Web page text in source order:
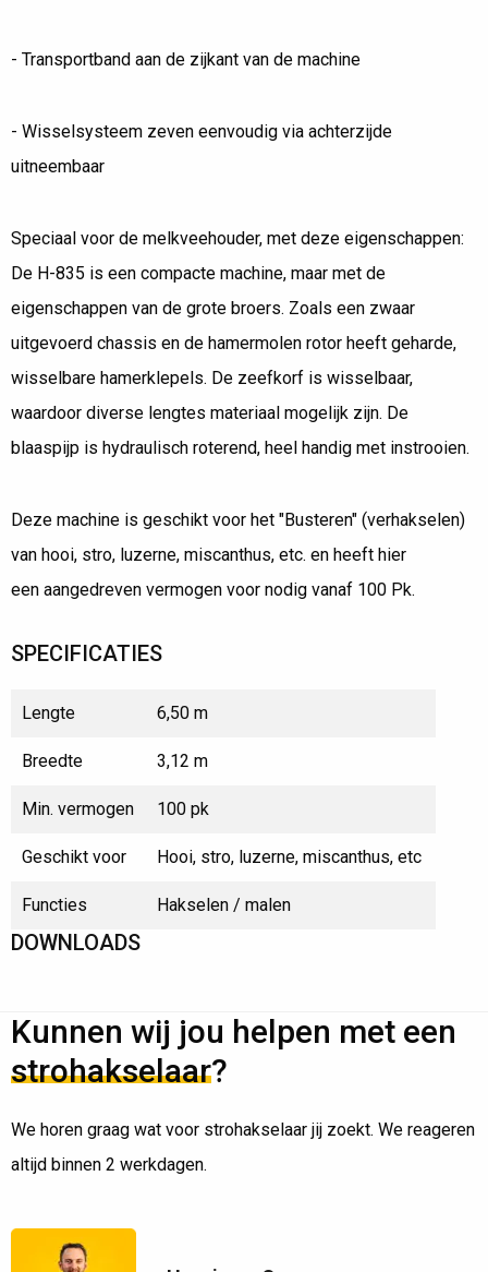
- Transportband aan de zijkant van de machine
- Wisselsysteem zeven eenvoudig via achterzijde
uitneembaar
Speciaal voor de melkveehouder, met deze eigenschappen:
De H-835 is een compacte machine, maar met de
eigenschappen van de grote broers. Zoals een zwaar
uitgevoerd chassis en de hamermolen rotor heeft geharde,
wisselbare hamerklepels. De zeefkorf is wisselbaar,
waardoor diverse lengtes materiaal mogelijk zijn. De
blaaspijp is hydraulisch roterend, heel handig met instrooien.
Deze machine is geschikt voor het "Busteren" (verhakselen)
van hooi, stro, luzerne, miscanthus, etc. en heeft hier
een aangedreven vermogen voor nodig vanaf 100 Pk.
SPECIFICATIES
Lengte 6,50 m
Breedte 3,12 m
Min. vermogen 100 pk
Geschikt voor Hooi, stro, luzerne, miscanthus, etc
Functies Hakselen / malen
DOWNLOADS
Kunnen wij jou helpen met een
strohakselaar?
We horen graag wat voor strohakselaar jij zoekt. We reageren
altijd binnen 2 werkdagen.